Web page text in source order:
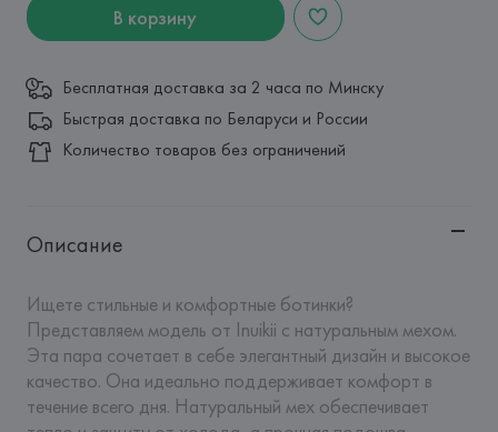
В корзину
Бесплатная доставка за 2 часа по Минску
Быстрая доставка по Беларуси и России
Количество товаров без ограничений
Описание
Ищете стильные и комфортные ботинки?
Представляем модель от Inuikii с натуральным мехом.
Эта пара сочетает в себе элегантный дизайн и высокое
качество. Она идеально поддерживает комфорт в
течение всего дня. Натуральный мех обеспечивает